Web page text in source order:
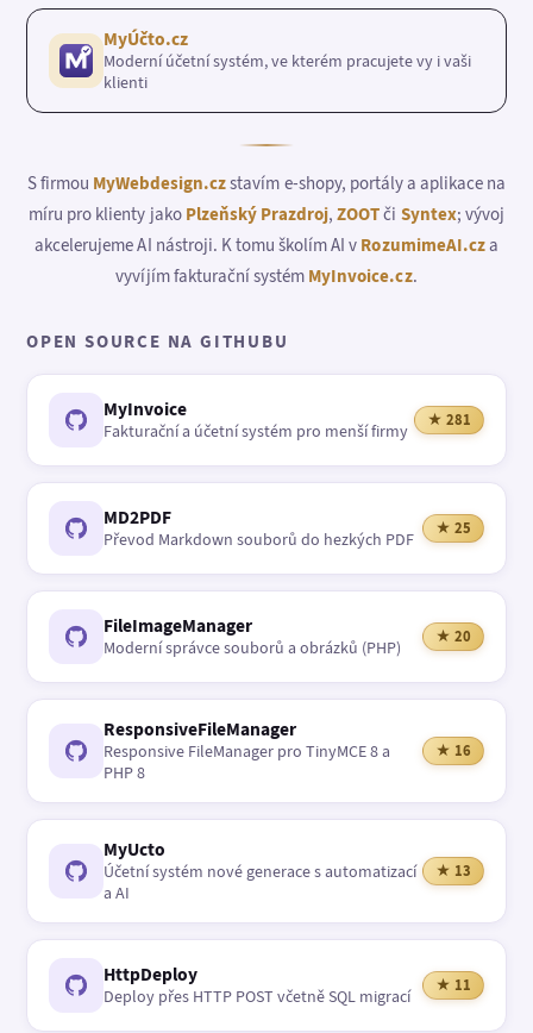
MyÚčto.cz
Moderní účetní systém, ve kterém pracujete vy i vaši
klienti
S firmou MyWebdesign.czstavím e-shopy, portály a aplikace na
míru pro klienty jako Plzeňský Prazdroj,ZOOTči Syntex; vývoj
akcelerujeme AI nástroji. K tomu školím AI v RozumimeAI.cza
vyvíjím fakturační systém MyInvoice.cz.
OPEN SOURCE NA GITHUBU
MyInvoice
Fakturační a účetní systém pro menší firmy
★ 281
MD2PDF
Převod Markdown souborů do hezkých PDF
★ 25
FileImageManager
Moderní správce souborů a obrázků (PHP)
★ 20
ResponsiveFileManager
Responsive FileManager pro TinyMCE 8 a
PHP 8
★ 16
MyUcto
Účetní systém nové generace s automatizací
a AI
★ 13
HttpDeploy
Deploy přes HTTP POST včetně SQL migrací
★ 11